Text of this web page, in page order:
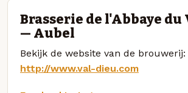
Brasserie de l'Abbaye du
— Aubel
Bekijk de website van de brouwerij:
http://www.val-dieu.com